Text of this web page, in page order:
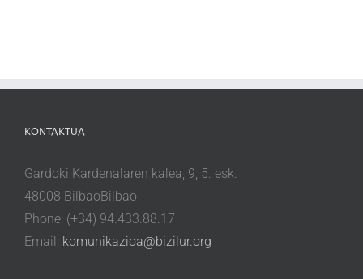
KONTAKTUA
Gardoki Kardenalaren kalea, 9, 5. esk.
48008 BilbaoBilbao
Phone: (+34) 94.433.88.17
Email: komunikazioa@bizilur.org